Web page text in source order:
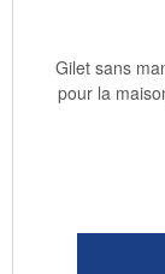
Gilet sans
pour la